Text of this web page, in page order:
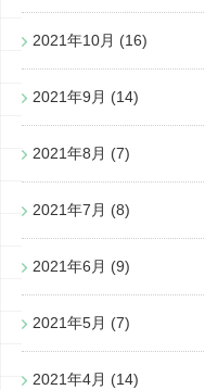
2021年10月 (16)
2021年9月 (14)
2021年8月 (7)
2021年7月 (8)
2021年6月 (9)
2021年5月 (7)
2021年4月 (14)